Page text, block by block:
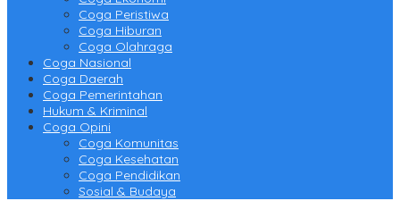
Coga Peristiwa
Coga Hiburan
Coga Olahraga
Coga Nasional
Coga Daerah
Coga Pemerintahan
Hukum & Kriminal
Coga Opini
Coga Komunitas
Coga Kesehatan
Coga Pendidikan
Sosial & Budaya